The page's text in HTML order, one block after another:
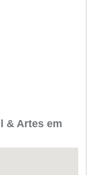
& Artes em